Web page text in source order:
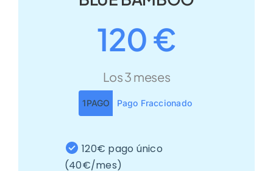
120 €
Los 3 meses
1PAGO Pago Fraccionado
120€ pago único
(40€/mes)